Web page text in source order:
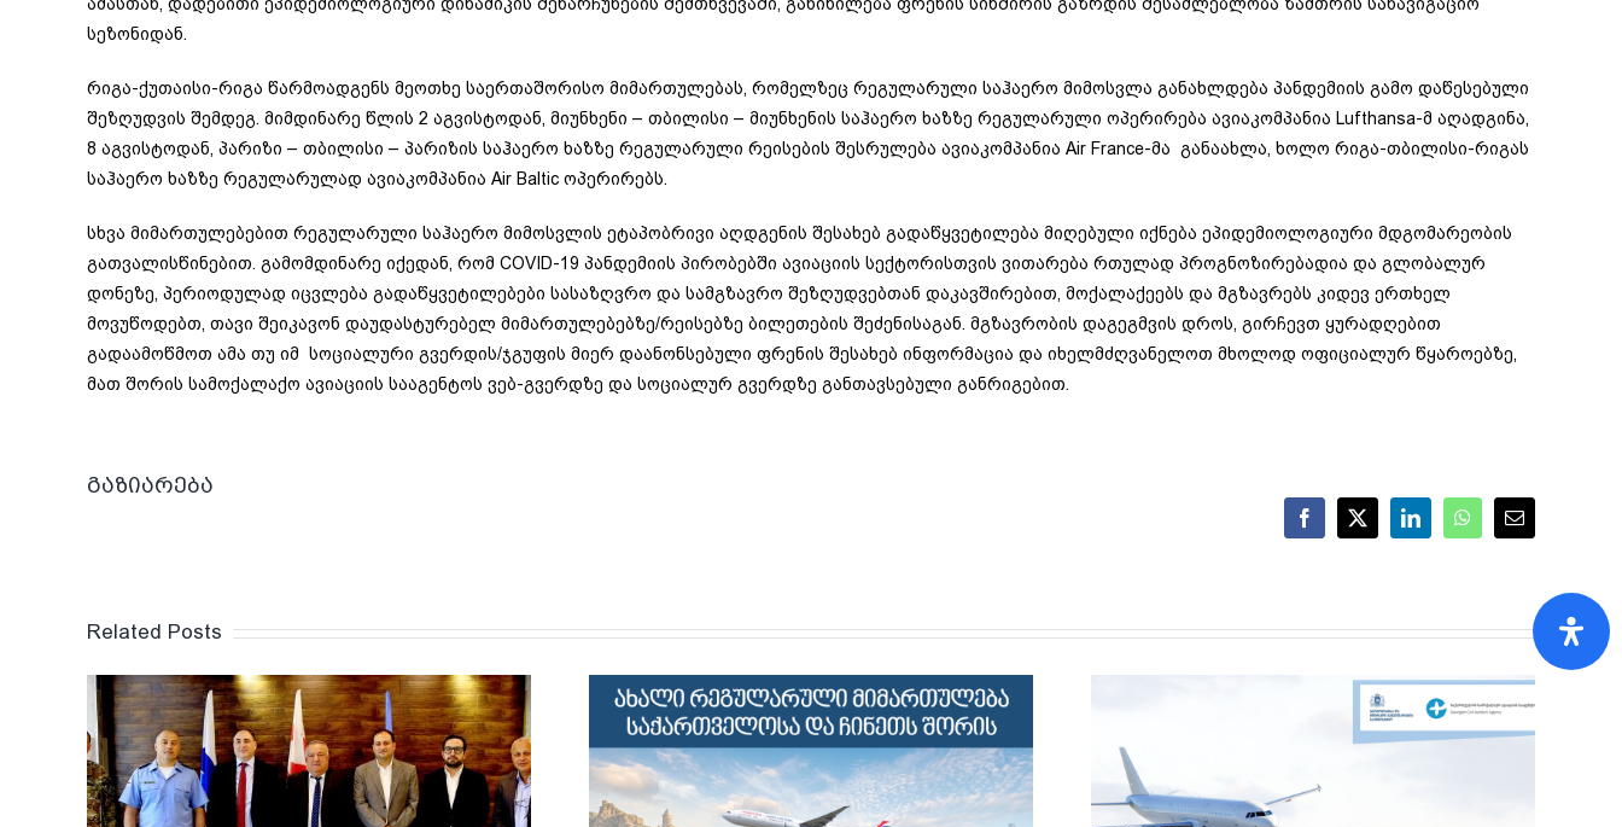
სეზონიდან.
რიგა-ქუთაისი-რიგა წარმოადგენს მეოთხე საერთაშორისო მიმართულებას, რომელზეც რეგულარული საჰაერო მიმოსვლა განახლდება პანდემიის გამო დაწესებული
შეზღუდვის შემდეგ. მიმდინარე წლის 2 აგვისტოდან, მიუნხენი – თბილისი – მიუნხენის საჰაერო ხაზზე რეგულარული ოპერირება ავიაკომპანია Lufthansa-მ აღადგინა,
8 აგვისტოდან, პარიზი – თბილისი – პარიზის საჰაერო ხაზზე რეგულარული რეისების შესრულება ავიაკომპანია Air France-მა განაახლა, ხოლო რიგა-თბილისი-რიგას
საჰაერო ხაზზე რეგულარულად ავიაკომპანია Air Baltic ოპერირებს.
სხვა მიმართულებებით რეგულარული საჰაერო მიმოსვლის ეტაპობრივი აღდგენის შესახებ გადაწყვეტილება მიღებული იქნება ეპიდემიოლოგიური მდგომარეობის
გათვალისწინებით. გამომდინარე იქედან, რომ COVID-19 პანდემიის პირობებში ავიაციის სექტორისთვის ვითარება რთულად პროგნოზირებადია და გლობალურ
დონეზე, პერიოდულად იცვლება გადაწყვეტილებები სასაზღვრო და სამგზავრო შეზღუდვებთან დაკავშირებით, მოქალაქეებს და მგზავრებს კიდევ ერთხელ
მოვუწოდებთ, თავი შეიკავონ დაუდასტურებელ მიმართულებებზე/რეისებზე ბილეთების შეძენისაგან. მგზავრობის დაგეგმვის დროს, გირჩევთ ყურადღებით
გადაამოწმოთ ამა თუ იმ სოციალური გვერდის/ჯგუფის მიერ დაანონსებული ფრენის შესახებ ინფორმაცია და იხელმძღვანელოთ მხოლოდ ოფიციალურ წყაროებზე,
მათ შორის სამოქალაქო ავიაციის სააგენტოს ვებ-გვერდზე და სოციალურ გვერდზე განთავსებული განრიგებით.
გაზიარება
Facebook
X LinkedInWhatsApp
Email
Related Posts